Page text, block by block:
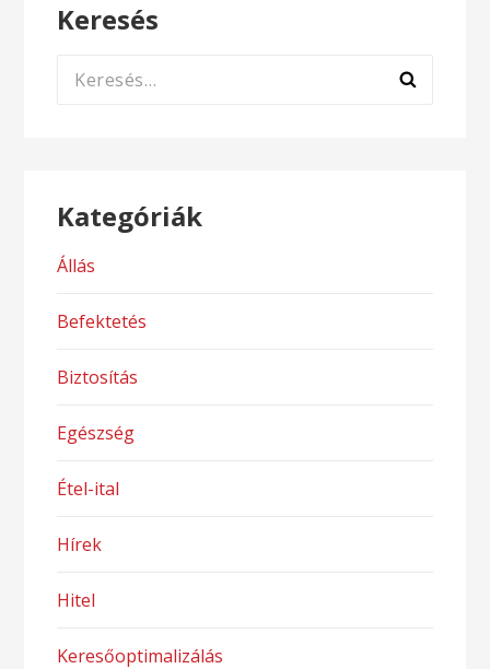
Keresés
Keresés:
Kategóriák
Állás
Befektetés
Biztosítás
Egészség
Étel-ital
Hírek
Hitel
Keresőoptimalizálás